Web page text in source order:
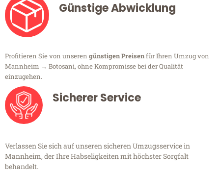
Günstige Abwicklung
Profitieren Sie von unseren günstigen Preisenfür Ihren Umzug von
Mannheim → Botosani, ohne Kompromisse bei der Qualität
einzugehen.
Sicherer Service
Verlassen Sie sich auf unseren sicheren Umzugsservice in
Mannheim, der Ihre Habseligkeiten mit höchster Sorgfalt
behandelt.